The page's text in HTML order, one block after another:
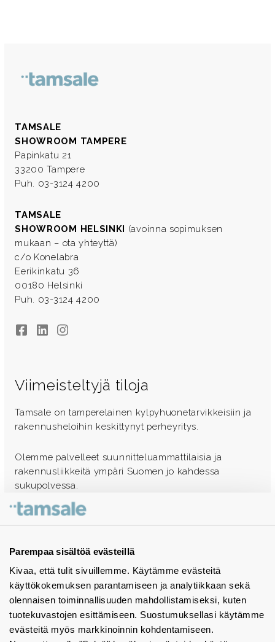
Parempaa sisältöä evästeillä
Kivaa, että tulit sivuillemme. Käytämme evästeitä
käyttökokemuksen parantamiseen ja analytiikkaan sekä
olennaisen toiminnallisuuden mahdollistamiseksi, kuten
tuotekuvastojen esittämiseen. Suostumuksellasi käytämme
evästeitä myös markkinoinnin kohdentamiseen.
TAMSALE
SHOWROOM TAMPERE
Papinkatu 21
33200 Tampere
Puh. 03-3124 4200
TAMSALE
SHOWROOM HELSINKI (avoinna sopimuksen
mukaan – ota yhteyttä)
c/o Konelabra
Eerikinkatu 36
00180 Helsinki
Puh. 03-3124 4200
FacebookLinkedInInstagram
Viimeisteltyjä tiloja
Tamsale on tamperelainen kylpyhuonetarvikkeisiin ja
rakennusheloihin keskittynyt perheyritys.
Olemme palvelleet suunnitteluammattilaisia ja
rakennusliikkeitä ympäri Suomen jo kahdessa
sukupolvessa.
Ota yhteyttä - autamme mielellämme
Tuotekuvastot
Instagram
BIM-objektit
Yhteystiedot